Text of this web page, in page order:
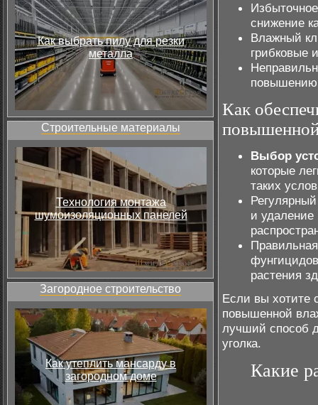
Как выбрать пилу для резки
металла
Строительные материалы
Технология монтажа
шумоизоляционных панелей
Загородное строительство
Как утеплить мансарду в
загородном доме
снижение
Влажный
грибковые
повышению
Как
Выбор
которые
таких
и удаление
растения
Если вы хотите
повышенной
лучший способ
уголка.
Какие